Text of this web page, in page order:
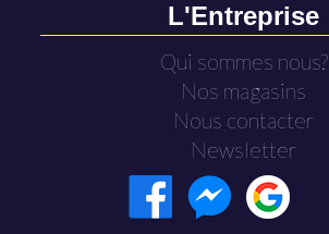
L'Entreprise
Qui sommes nous?
Nos magasins
Nous contacter
Newsletter